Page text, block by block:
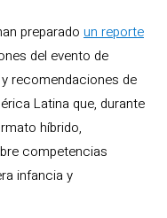
preparado un reporte
del evento de
recomendaciones de
Latina que, durante
híbrido,
competencias
infancia y